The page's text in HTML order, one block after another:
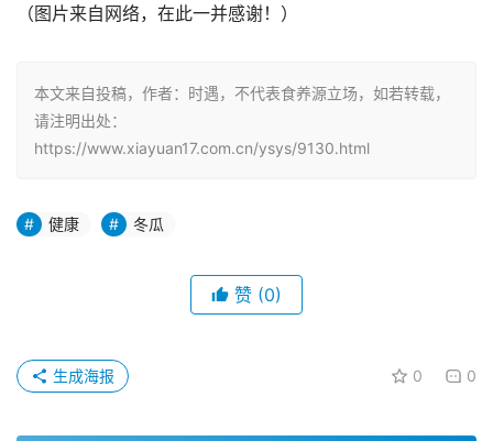
（图片来自网络，在此一并感谢！）
本文来自投稿，作者：时遇，不代表食养源立场，如若转载，
请注明出处：
https://www.xiayuan17.com.cn/ysys/9130.html
健康 冬瓜
赞 (0)
0 0
生成海报